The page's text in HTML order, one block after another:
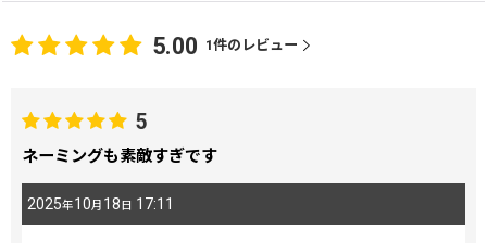
5.00 1件のレビュー
5
ネーミングも素敵すぎです
2025年10月 18 日 17:11